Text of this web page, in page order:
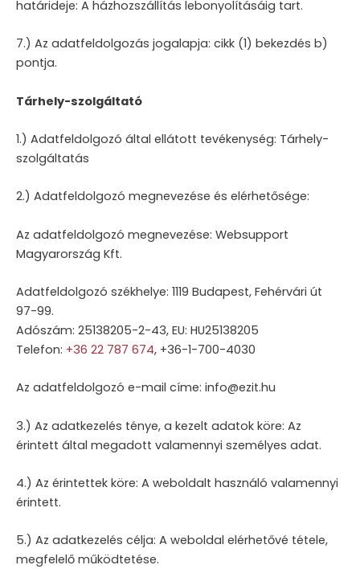
határideje: A házhozszállítás lebonyolításáig tart.
7.) Az adatfeldolgozás jogalapja: cikk (1) bekezdés b)
pontja.
Tárhely-szolgáltató
1.) Adatfeldolgozó által ellátott tevékenység: Tárhely-
szolgáltatás
2.) Adatfeldolgozó megnevezése és elérhetősége:
Az adatfeldolgozó megnevezése: Websupport
Magyarország Kft.
Adatfeldolgozó székhelye: 1119 Budapest, Fehérvári út
97-99.
Adószám: 25138205-2-43, EU: HU25138205
Telefon: +36 22 787 674, +36-1-700-4030
Az adatfeldolgozó e-mail címe: info@ezit.hu
3.) Az adatkezelés ténye, a kezelt adatok köre: Az
érintett által megadott valamennyi személyes adat.
4.) Az érintettek köre: A weboldalt használó valamennyi
érintett.
5.) Az adatkezelés célja: A weboldal elérhetővé tétele,
megfelelő működtetése.